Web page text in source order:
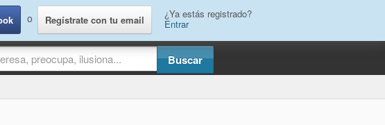
o Regístrate con tu email ¿Ya estás registrado?
Entrar